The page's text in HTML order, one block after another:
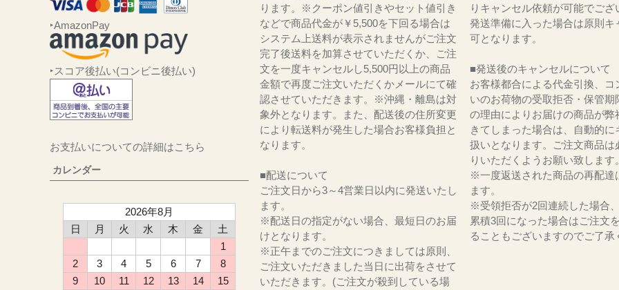
‣AmazonPay
‣スコア後払い(コンビニ後払い)
お支払いについての詳細はこちら
カレンダー
2026年8月
日
月 火 水 木 金
土
1
2
3 4 5 6 7
8
9
10 11 12 13 14 15
ります。※クーポン値引きやセット値引き
などで商品代金が￥5,500を下回る場合は
システム上送料が表示されませんがご注文
完了後送料を加算させていただくか、ご注
文を一度キャンセルし5,500円以上の商品
金額で再度ご注文いただくかメールにて確
認させていただきます。※沖縄・離島は対
象外となります。また、配送後の住所変更
により転送料が発生した場合お客様負担と
なります。
■配送について
ご注文日から3～4営業日以内に発送いたし
ます。
※配送日の指定がない場合、最短日のお届
けとなります。
※正午までのご注文につきましては原則、
ご注文いただきました当日に出荷をさせて
いただきます。(ご注文が殺到している場
りキャンセル依頼が可能でござ
発送準備に入った場合は原則キ
可となります。
■発送後のキャンセルについて
お客様都合による代金引換、コ
いのお荷物の受取拒否・保管期
の理由によりお届けの商品が弊
きてしまった場合は、自動的に
扱いとなります。ご注文商品は
りいただくようお願い致します。
※一度返送された商品の再配達
ます。
※受領拒否が2回連続した場合
累積3回になった場合はご注文
ることもございますのでご了承